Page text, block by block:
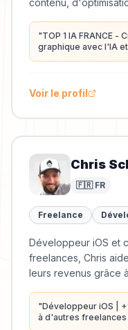
contenu,
"TOP 1 IA FRANCE -
graphique avec l'IA
Voir le profil
Chris
🇫🇷 FR
Freelance
Développeur iOS et
freelances, Chris
leurs revenus grâce
"Développeur iOS |
à d'autres